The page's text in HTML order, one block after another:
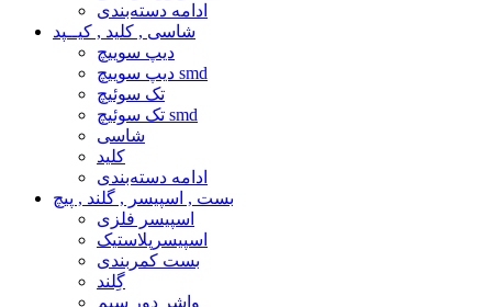
ادامه دسته‌بندی
شاسی , کلید , کیــپد
دیپ سوییچ
دیپ سوییچ smd
تک سوئیچ
تک سوئیچ smd
شاسی
کلید
ادامه دسته‌بندی
بست , اسپیسر , گلند , پیچ
اسپیسر فلزی
اسپیسرپلاستیک
بست کمربندی
گِلند
واشر دور سیم